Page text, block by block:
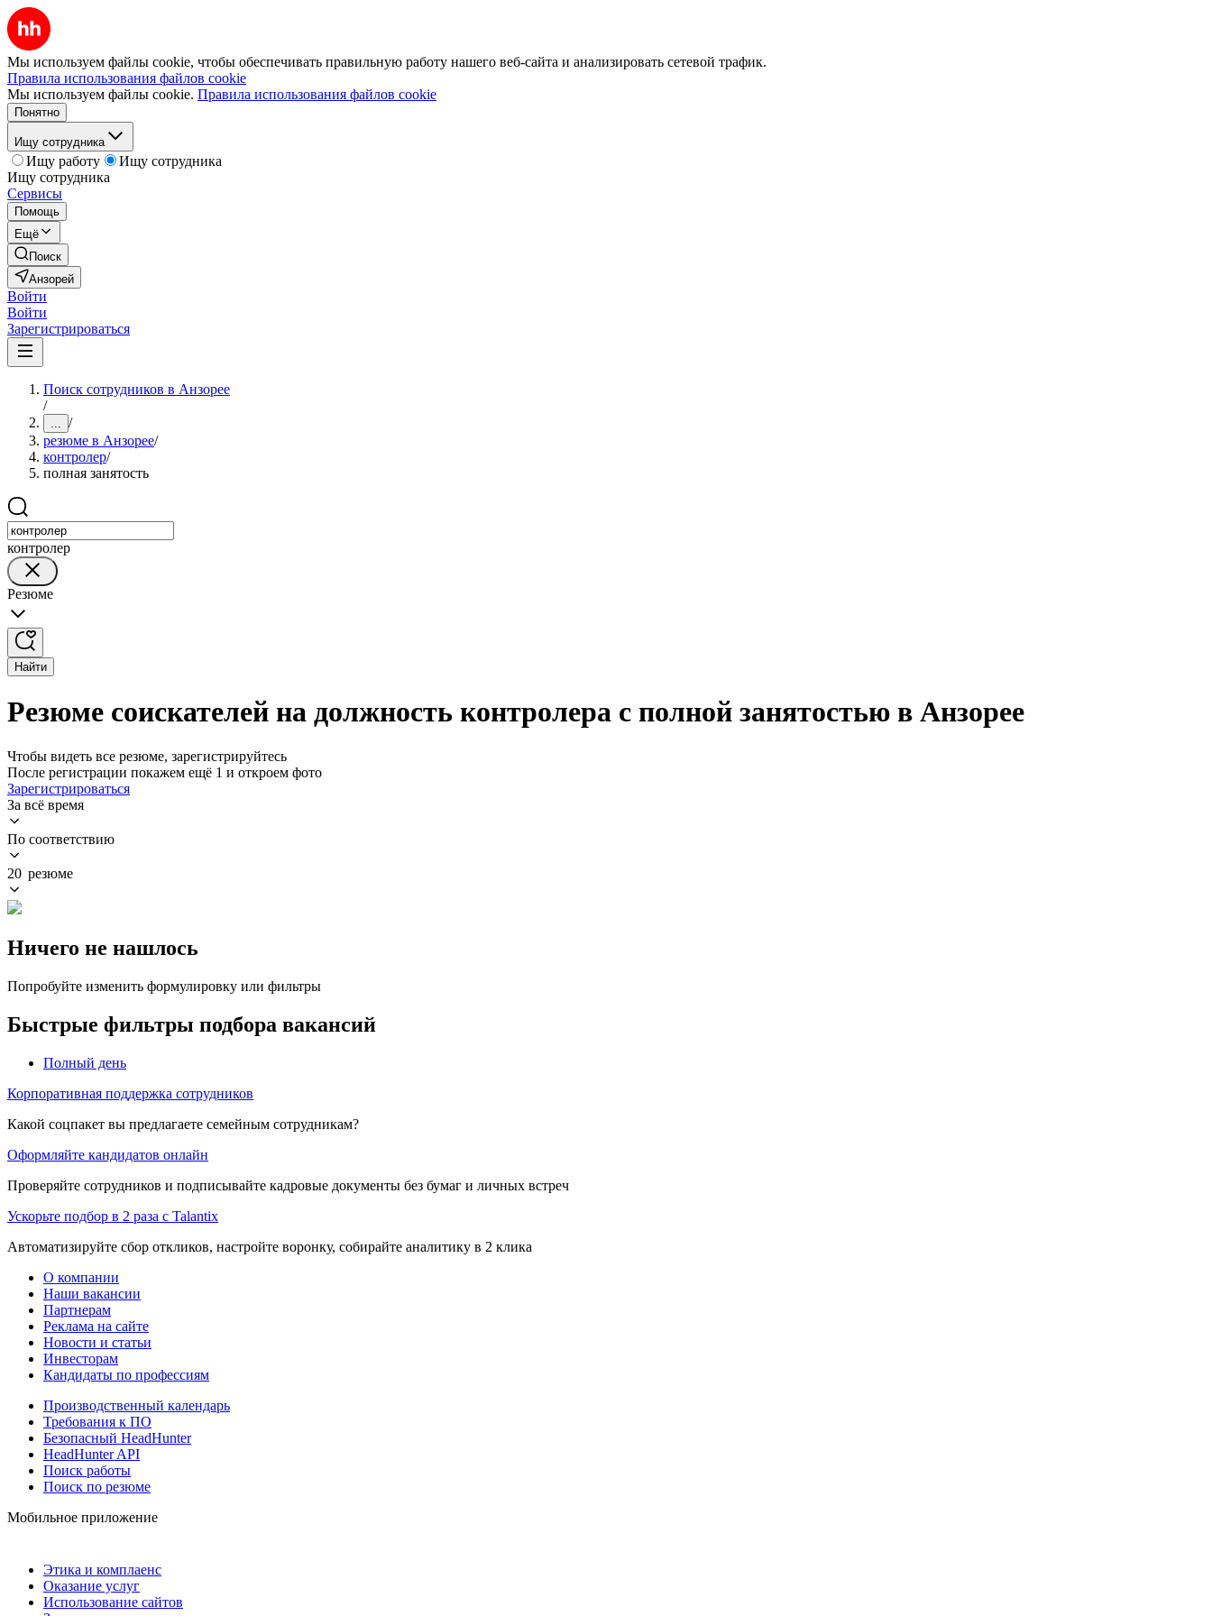
Мы используем файлы cookie, чтобы обеспечивать правильную работу нашего веб-сайта и анализировать сетевой трафик.
Правила использования файлов cookie
Мы используем файлы cookie. Правила использования файлов cookie
Понятно
Ищу сотрудника
Ищу работу
Ищу сотрудника
Ищу сотрудника
Сервисы
Помощь
Ещё
Поиск
Анзорей
Войти
Войти
Зарегистрироваться
Поиск сотрудников в Анзорее
/
... /
резюме в Анзорее/
контролер/
полная занятость
контролер
Резюме
Найти
Резюме соискателей на должность контролера с полной занятостью в Анзорее
Чтобы видеть все резюме, зарегистрируйтесь
После регистрации покажем ещё 1 и откроем фото
Зарегистрироваться
За всё время
По соответствию
20 резюме
Ничего не нашлось
Попробуйте изменить формулировку или фильтры
Быстрые фильтры подбора вакансий
Полный день
Корпоративная поддержка сотрудников
Какой соцпакет вы предлагаете семейным сотрудникам?
Оформляйте кандидатов онлайн
Проверяйте сотрудников и подписывайте кадровые документы без бумаг и личных встреч
Ускорьте подбор в 2 раза с Talantix
Автоматизируйте сбор откликов, настройте воронку, собирайте аналитику в 2 клика
О компании
Наши вакансии
Партнерам
Реклама на сайте
Новости и статьи
Инвесторам
Кандидаты по профессиям
Производственный календарь
Требования к ПО
Безопасный HeadHunter
HeadHunter API
Поиск работы
Поиск по резюме
Мобильное приложение
Этика и комплаенс
Оказание услуг
Использование сайтов